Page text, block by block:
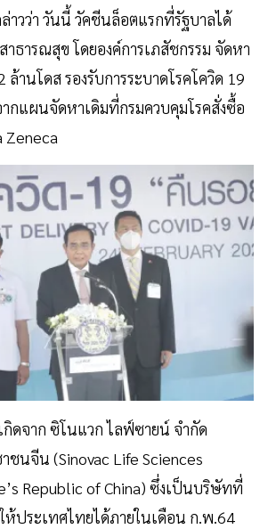
าวว่า วันนี้ วัคชีนล็อตแรกที่รัฐบาลได้
าธารณสุข โดยองค์การเภสัชกรรม จัดหา
ล้านโดส รองรับการระบาดโรคโควิด 19
กแผนจัดหาเดิมที่กรมควบคุมโรคสั่งซื้อ
Zeneca
ดจาก ซิโนแวก ไลฟ์ซายน์ จำกัด
ชนจีน (Sinovac Life Sciences
Republic of China) ซึ่งเป็นบริษัทที่
ห้ประเทศไทยได้ภายในเดือน ก.พ.64